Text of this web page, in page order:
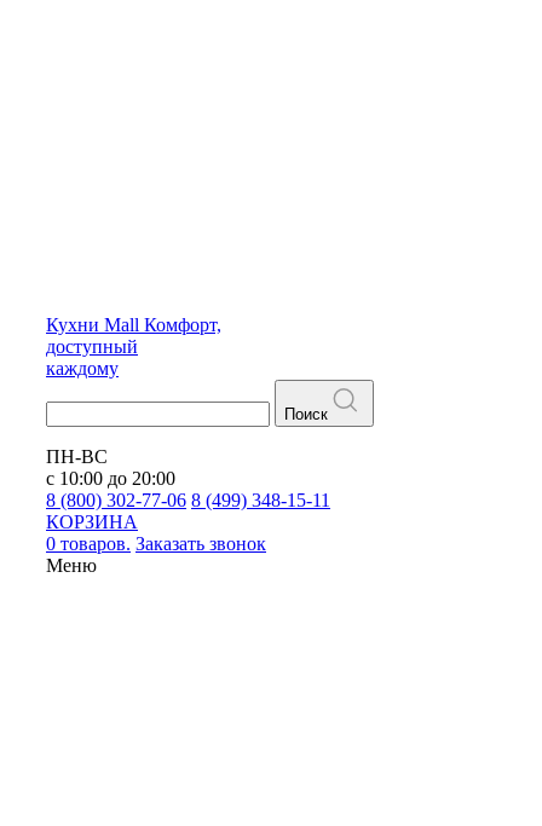
Кухни Mall Комфорт,
доступный
каждому
Поиск
ПН-ВС
с 10:00 до 20:00
8 (800) 302-77-06 8 (499) 348-15-11
КОРЗИНА
0 товаров. Заказать звонок
Меню